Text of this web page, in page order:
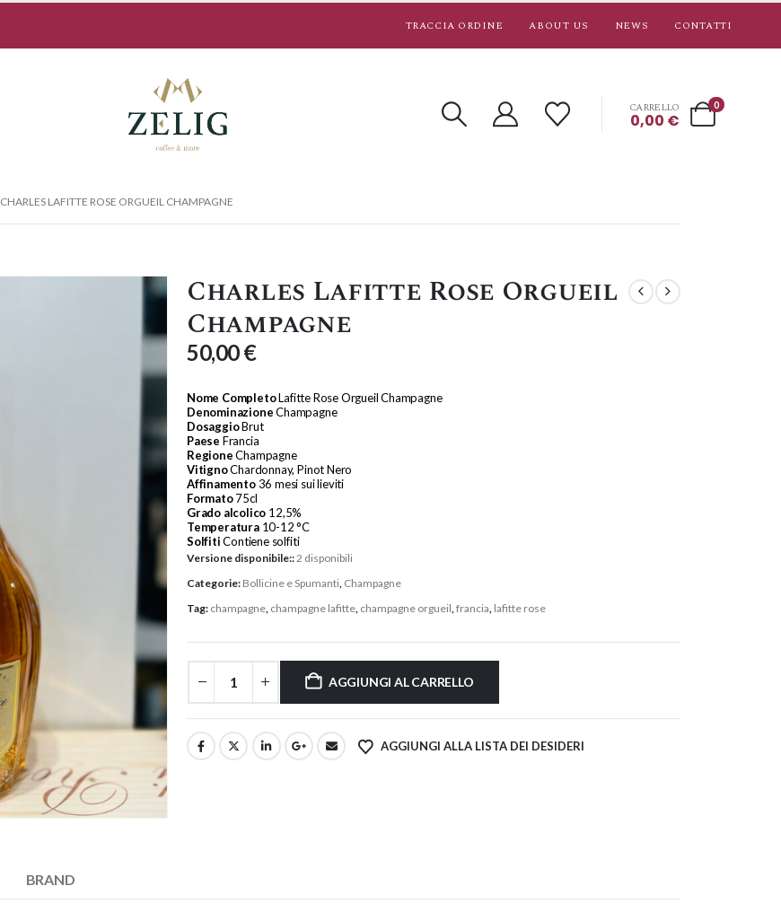
TRACCIA ORDINE ABOUT US NEWS CONTATTI
0
CARRELLO
0,00 €
CHARLES LAFITTE ROSE ORGUEIL CHAMPAGNE
Charles Lafitte Rose Orgueil
Champagne
50,00€
Nome CompletoLafitte Rose Orgueil Champagne
DenominazioneChampagne
DosaggioBrut
Paese Francia
RegioneChampagne
VitignoChardonnay, Pinot Nero
Affinamento36 mesi sui lieviti
Formato75cl
Grado alcolico 12,5%
Temperatura10-12 °C
SolfitiContiene solfiti
Versione disponibile::2 disponibili
Categorie: Bollicine e Spumanti Champagne
Tag: champagne champagne lafitte champagne orgueil francia lafitte rose
AGGIUNGI AL CARRELLO
AGGIUNGI ALLA LISTA DEI DESIDERI
BRAND